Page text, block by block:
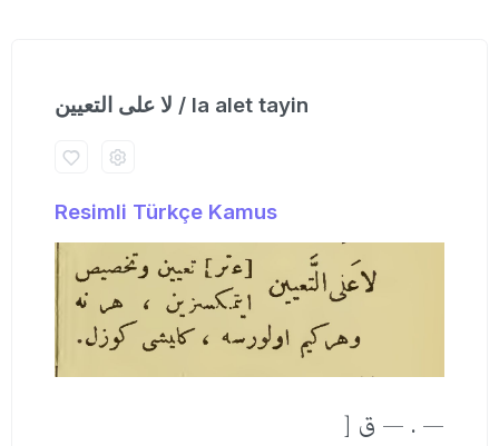
لا علی التعیین / la alet tayin
Resimli Türkçe Kamus
— . — ق [